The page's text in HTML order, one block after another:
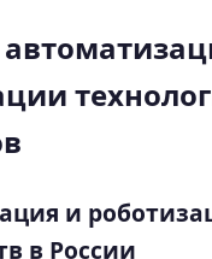
и
в России